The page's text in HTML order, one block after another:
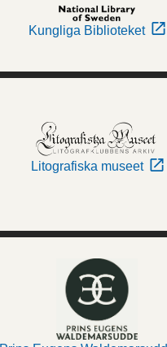
Kungliga Biblioteket
Litografiska museet